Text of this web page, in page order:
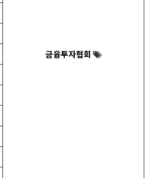
금융투자협회